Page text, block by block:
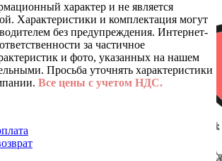
характер и не является
Характеристики и комплектация могут
без предупреждения. Интернет-
за частичное
и фото, указанных на нашем
Просьба уточнять характеристики
Все цены с учетом НДС.